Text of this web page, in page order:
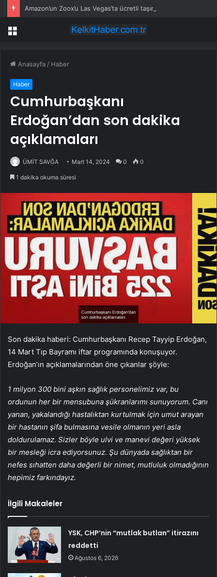
Amazon’un Zoox’u Las Vegas’ta ücretli taşımaya başlıyor
Menü
Anasayfa / Haber
Haber
Cumhurbaşkanı
Erdoğan’dan son dakika
açıklamaları
ÜMİT SAVĞA Mart 14, 2024 0 0
1 dakika okuma süresi
Son dakika haberi: Cumhurbaşkanı Recep Tayyip Erdoğan,
14 Mart Tıp Bayramı iftar programında konuşuyor.
Erdoğan’ın açıklamalarından öne çıkanlar şöyle:
1 milyon 300 bini aşkın sağlık personelimiz var, bu
ordunun her bir mensubuna şükranlarımı sunuyorum. Canı
yanan, yakalandığı hastalıktan kurtulmak için umut arayan
bir hastanın şifa bulmasına vesile olmanın yeri asla
doldurulamaz. Sizler böyle ulvi ve manevi değeri yüksek
bir mesleği icra ediyorsunuz. Şu dünyada sağlıktan bir
nefes sıhatten daha değerli bir nimet, mutluluk olmadığının
hepimiz farkındayız.
İlgili Makaleler
YSK, CHP’nin “mutlak butlan” itirazını
reddetti
Ağustos 6, 2026